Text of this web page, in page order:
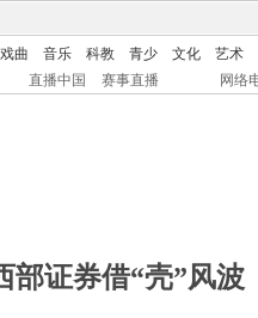
戏曲 音乐 科教 青少 文化
艺术
直播中国 赛事直播 网络
部证券借“壳”风波